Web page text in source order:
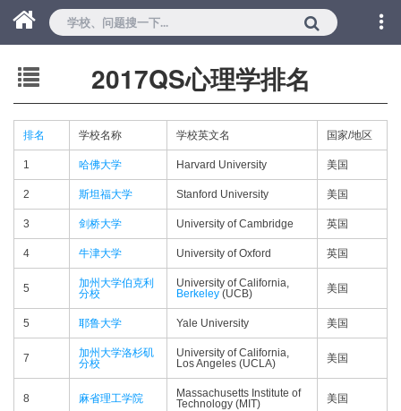
2017QS心理学排名
排名 学校名称 学校英文名 国家/地区
1 哈佛大学 Harvard University 美国
2 斯坦福大学 Stanford University 美国
3 剑桥大学 University of Cambridge 英国
4 牛津大学 University of Oxford 英国
5
加州大学伯克利
分校
University of California,
Berkeley (UCB) 美国
5 耶鲁大学 Yale University 美国
7
加州大学洛杉矶
分校
University of California,
Los Angeles (UCLA)
美国
8 麻省理工学院
Massachusetts Institute of
Technology (MIT)
美国